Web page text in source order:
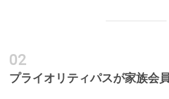
プライオリティパスが家族会